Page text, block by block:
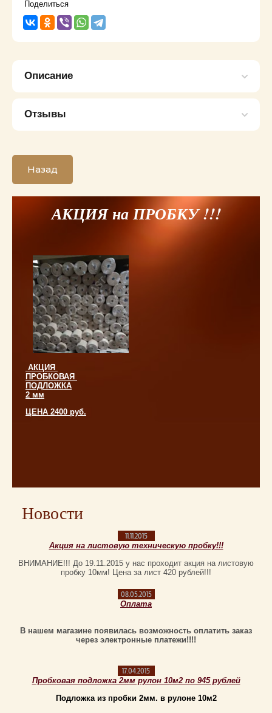
АКЦИЯ на ПРОБКУ !!!
АКЦИЯ
ПРОБКОВАЯ
ПОДЛОЖКА
2 мм
ЦЕНА 2400 руб.
Новости
11.11.2015
Акция на листовую техническую пробку!!!
ВНИМАНИЕ!!! До 19.11.2015 у нас проходит акция на листовую
пробку 10мм! Цена за лист 420 рублей!!!
08.05.2015
Оплата
В нашем магазине появилась возможность оплатить заказ
через электронные платежи!!!!
17.04.2015
Пробковая подложка 2мм рулон 10м2 по 945 рублей
Подложка из пробки 2мм. в рулоне 10м2
Поделиться
Описание
Отзывы
Назад